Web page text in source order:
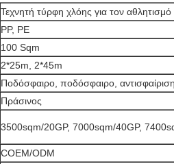
Τεχνητή τύρφη χλόης για τον αθλητισμό
PP, PE
100 Sqm
2*25m, 2*45m
Ποδόσφαιρο, ποδόσφαιρο,
Πράσινος
3500sqm/20GP, 7000sqm/40GP,
COEM/ODM